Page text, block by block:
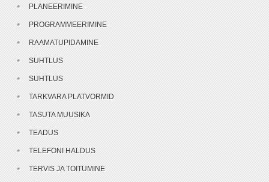
PLANEERIMINE
PROGRAMMEERIMINE
RAAMATUPIDAMINE
SUHTLUS
SUHTLUS
TARKVARA PLATVORMID
TASUTA MUUSIKA
TEADUS
TELEFONI HALDUS
TERVIS JA TOITUMINE